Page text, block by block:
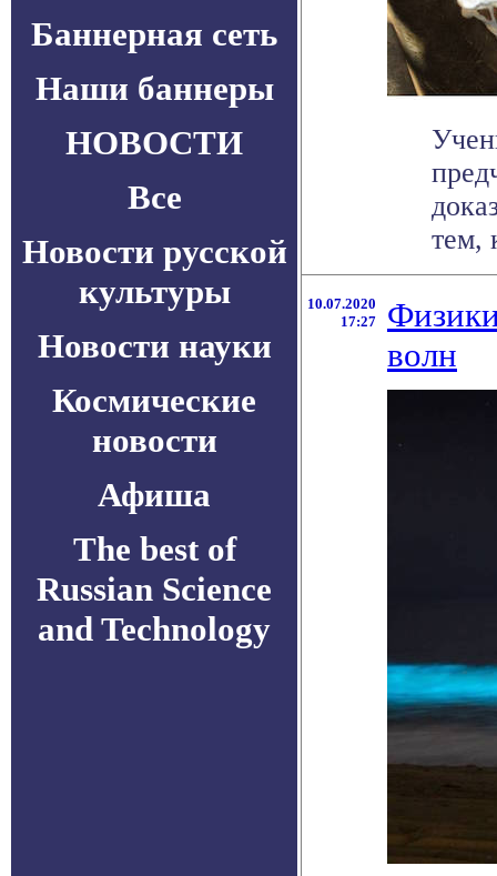
Баннерная сеть
Наши баннеры
НОВОСТИ
Все
Новости русской
культуры
Новости науки
Космические
новости
Афиша
The best of
Russian Science
and Technology
тем,
10.07.2020
17:27
волн